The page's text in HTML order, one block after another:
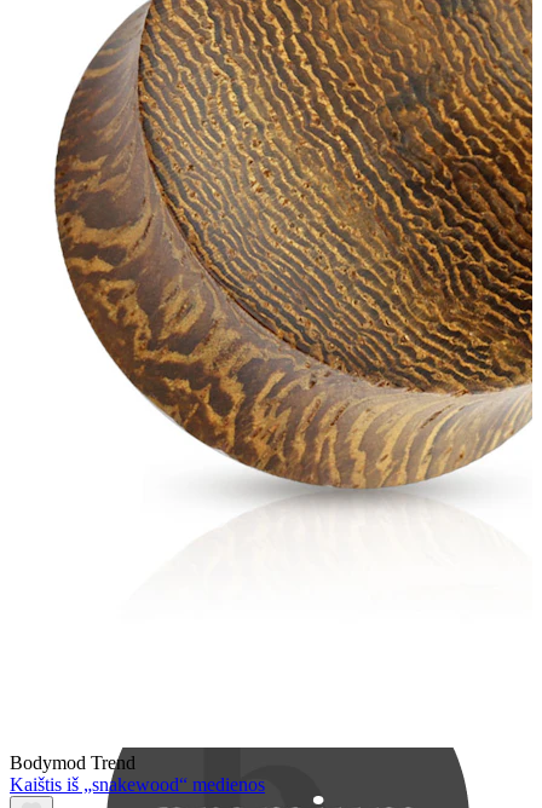
Nauji
Įsigyk 4, mokėk už 3Pirkite Bodymod Moments
Brands
Brands
Bodymod Trend
Kaištis iš „snakewood“ medienos